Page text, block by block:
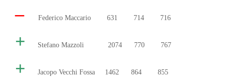
–Federico Maccario 631 714 716
+ Stefano Mazzoli 2074 770 767
+ Jacopo Vecchi Fossa 1462 864 855